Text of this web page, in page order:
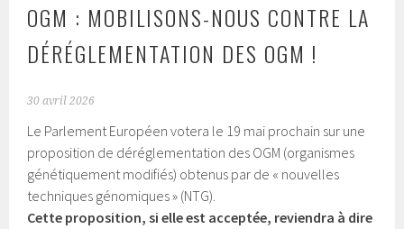
OGM : MOBILISONS-NOUS CONTRE LA
DÉRÉGLEMENTATION DES OGM !
30 avril 2026
Le Parlement Européen votera le 19 mai prochain sur une
proposition de déréglementation des OGM (organismes
génétiquement modifiés) obtenus par de « nouvelles
techniques génomiques » (NTG).
Cette proposition, si elle est acceptée, reviendra à dire